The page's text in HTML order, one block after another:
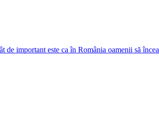
de important este ca în România oamenii să